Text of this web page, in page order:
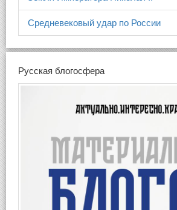
Средневековый удар по России
Русская блогосфера